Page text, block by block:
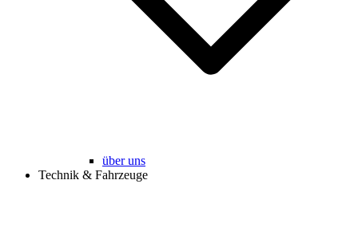
über uns
Technik & Fahrzeuge